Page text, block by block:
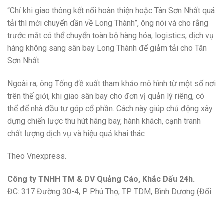
“Chỉ khi giao thông kết nối hoàn thiện hoặc Tân Sơn Nhất quá
tải thì mới chuyển dần về Long Thành”, ông nói và cho rằng
trước mắt có thể chuyển toàn bộ hàng hóa, logistics, dịch vụ
hàng không sang sân bay Long Thành để giảm tải cho Tân
Sơn Nhất.
Ngoài ra, ông Tống đề xuất tham khảo mô hình từ một số nơi
trên thế giới, khi giao sân bay cho đơn vị quản lý riêng, có
thể để nhà đầu tư góp cổ phần. Cách này giúp chủ động xây
dựng chiến lược thu hút hãng bay, hành khách, cạnh tranh
chất lượng dịch vụ và hiệu quả khai thác
Theo Vnexpress.
Công ty TNHH TM & DV Quảng Cáo, Khắc Dấu 24h.
ĐC: 317 Đường 30-4, P. Phú Thọ, TP. TDM, Bình Dương (Đối